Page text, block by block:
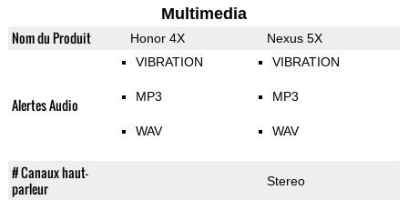
Multimedia
Nom du Produit Honor 4X Nexus 5X
Alertes Audio
VIBRATION
MP3
WAV
VIBRATION
MP3
WAV
# Canaux haut-
parleur
Stereo